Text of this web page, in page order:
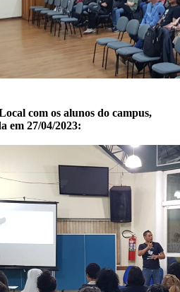
com os alunos do campus,
em 27/04/2023: